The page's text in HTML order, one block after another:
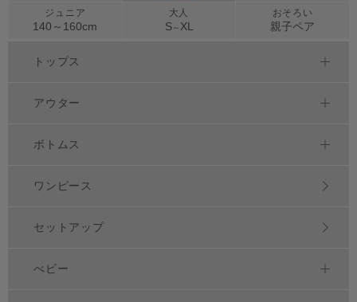
ジュニア
140～ 160cm
大人
S～ XL
おそろい
親子ペア
トップス
アウター
ボトムス
ワンピース
セットアップ
べビー